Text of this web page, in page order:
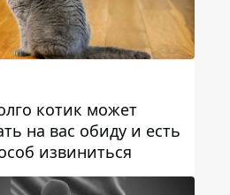
котик может
на вас обиду и есть
извиниться